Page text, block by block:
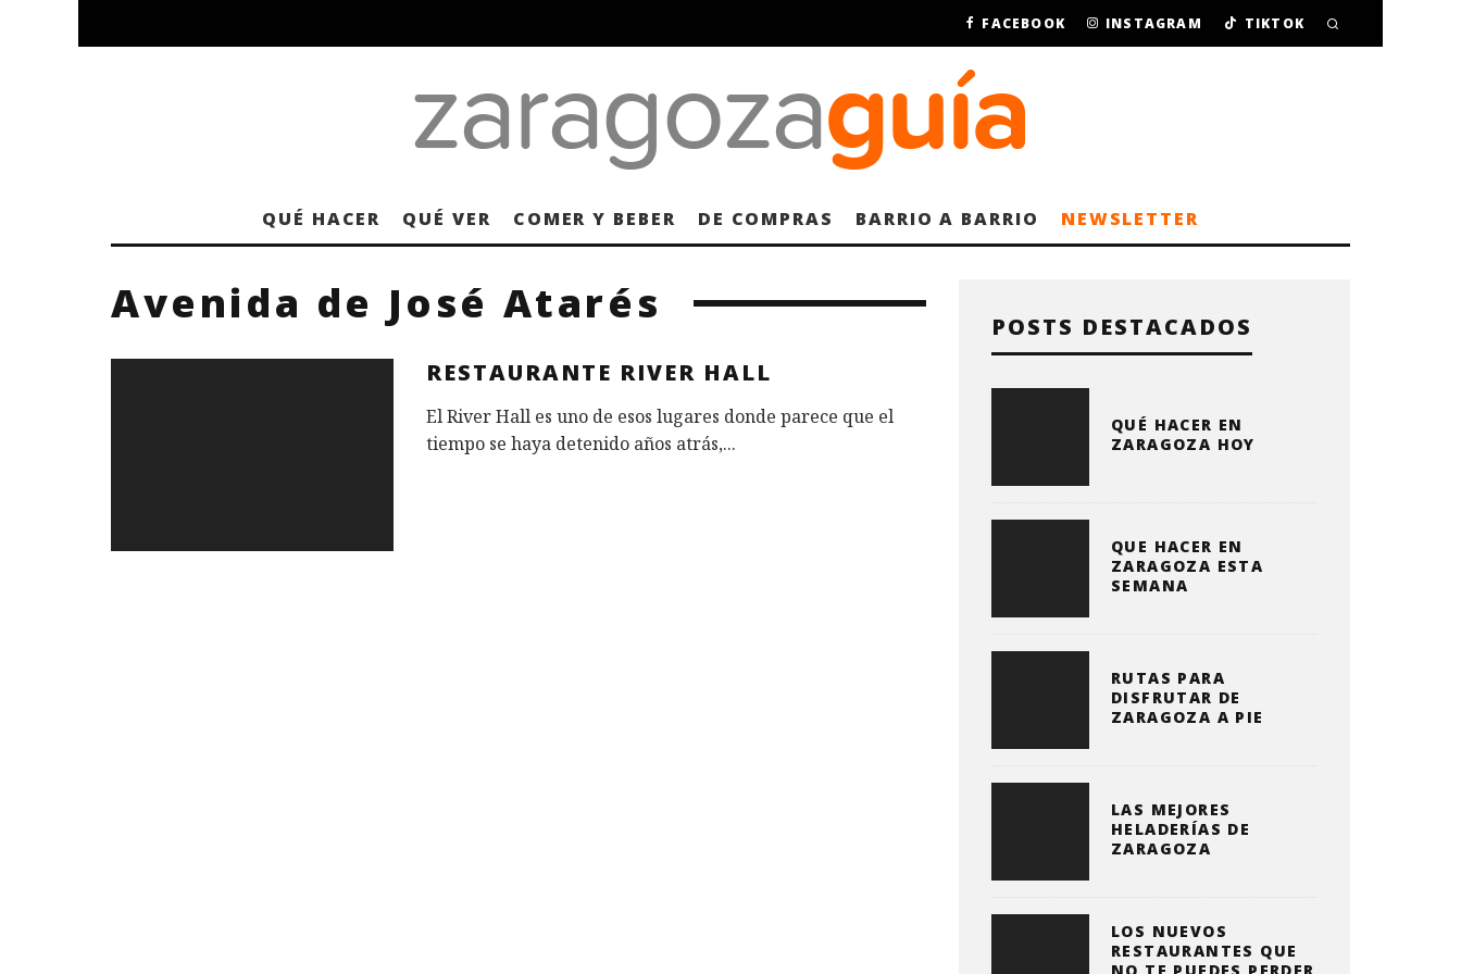
FACEBOOK INSTAGRAM TIKTOK
QUÉ HACER QUÉ VER COMER Y BEBER DE COMPRAS BARRIO A BARRIO NEWSLETTER
Avenida de José Atarés
RESTAURANTE RIVER HALL
El River Hall es uno de esos lugares donde parece que el
tiempo se haya detenido años atrás,...
POSTS DESTACADOS
QUÉ HACER EN
ZARAGOZA HOY
QUE HACER EN
ZARAGOZA ESTA
SEMANA
RUTAS PARA
DISFRUTAR DE
ZARAGOZA A PIE
LAS MEJORES
HELADERÍAS DE
ZARAGOZA
LOS NUEVOS
RESTAURANTES QUE
NO TE PUEDES PERDER